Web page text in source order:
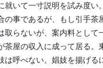
就いて一寸説明を試み度い
の事であるが、もし引手茶
取らないが、案内料として
茶屋の収入に成って居る。
は呼べない。娼妓を揚げる